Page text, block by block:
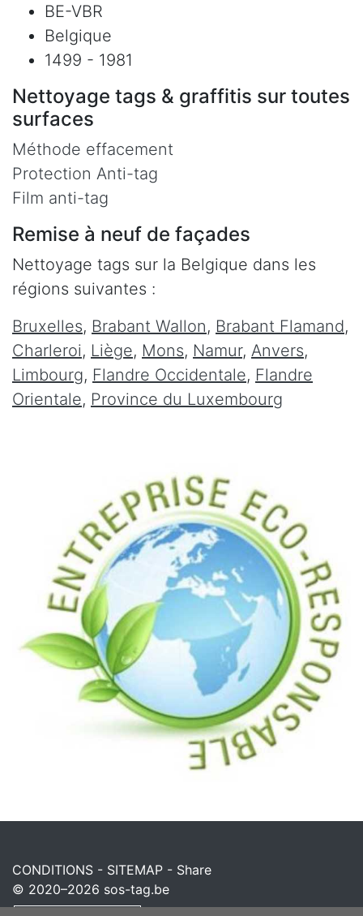
BE-VBR
Belgique
1499 - 1981
Nettoyage tags & graffitis sur toutes
surfaces
Méthode effacement
Protection Anti-tag
Film anti-tag
Remise à neuf de façades
Nettoyage tags sur la Belgique dans les
régions suivantes :
Bruxelles, Brabant Wallon, Brabant Flamand,
Charleroi, Liège, Mons, Namur, Anvers,
Limbourg, Flandre Occidentale, Flandre
Orientale, Province du Luxembourg
CONDITIONS - SITEMAP - Share
© 2020–2026 sos-tag.be